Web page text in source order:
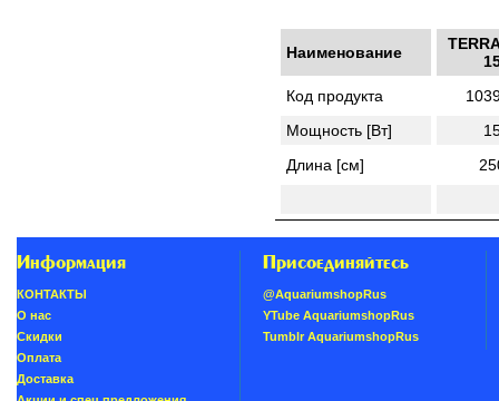
Наименование
Код продукта
Мощность [Вт]
Длина [cм]
Информация
КОНТАКТЫ
О нас
Скидки
Oплатa
Доставка
Присоединяйтесь
@AquariumshopRus
YTube AquariumshopRus
Tumblr AquariumshopRus